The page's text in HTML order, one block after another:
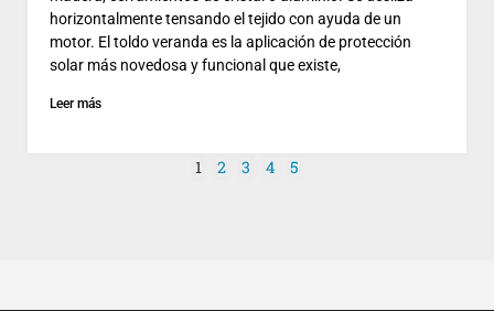
horizontalmente tensando el tejido con ayuda de un
motor. El toldo veranda es la aplicación de protección
solar más novedosa y funcional que existe,
Leer más
1 2 3 4 5